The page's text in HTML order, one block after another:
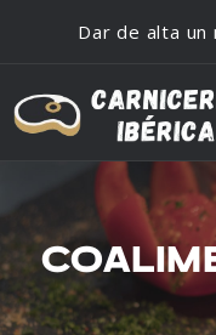
Dar de alta un